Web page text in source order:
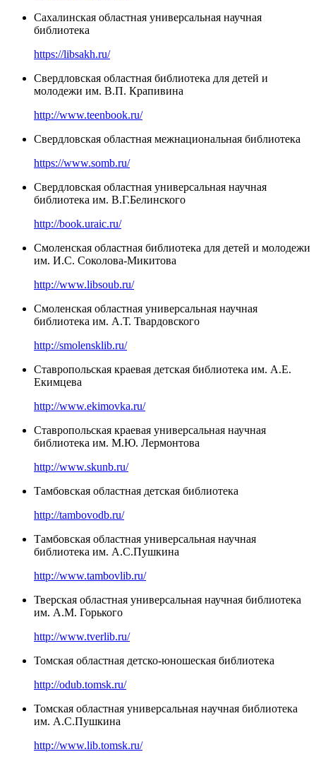
Сахалинская областная универсальная научная
библиотека
https://libsakh.ru/
Свердловская областная библиотека для детей и
молодежи им. В.П. Крапивина
http://www.teenbook.ru/
Свердловская областная межнациональная библиотека
https://www.somb.ru/
Свердловская областная универсальная научная
библиотека им. В.Г.Белинского
http://book.uraic.ru/
Смоленская областная библиотека для детей и молодежи
им. И.С. Соколова-Микитова
http://www.libsoub.ru/
Смоленская областная универсальная научная
библиотека им. А.Т. Твардовского
http://smolensklib.ru/
Ставропольская краевая детская библиотека им. А.Е.
Екимцева
http://www.ekimovka.ru/
Ставропольская краевая универсальная научная
библиотека им. М.Ю. Лермонтова
http://www.skunb.ru/
Тамбовская областная детская библиотека
http://tambovodb.ru/
Тамбовская областная универсальная научная
библиотека им. А.С.Пушкина
http://www.tambovlib.ru/
Тверская областная универсальная научная библиотека
им. А.М. Горького
http://www.tverlib.ru/
Томская областная детско-юношеская библиотека
http://odub.tomsk.ru/
Томская областная универсальная научная библиотека
им. А.С.Пушкина
http://www.lib.tomsk.ru/